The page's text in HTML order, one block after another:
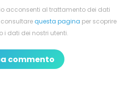
acconsenti al trattamento dei dati
consultarequesta pagina per scoprire
i dati dei nostri utenti.